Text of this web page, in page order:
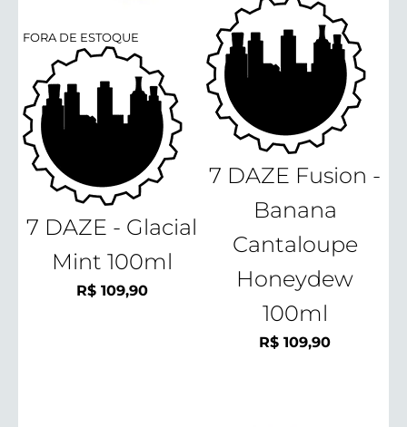
FORA DE ESTOQUE
7 DAZE - Glacial
Mint 100ml
R$109,90
7 DAZE Fusion -
Banana
Cantaloupe
Honeydew
100ml
R$ 109,90